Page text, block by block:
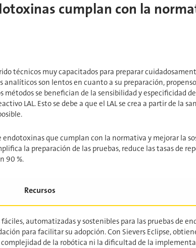
cumplan con la
técnicos muy capacitados para preparar
analíticos son lentos en cuanto a su preparación,
se benefician de la sensibilidad y especificidad
LAL. Esto se debe a que el LAL se crea a partir de la
que cumplan con la normativa y mejorar la
la preparación de las pruebas, reduce las tasas de
90 %.
Recursos
automatizadas y sostenibles para las pruebas de
para facilitar su adopción. Con Sievers Eclipse,
de la robótica ni la dificultad de la